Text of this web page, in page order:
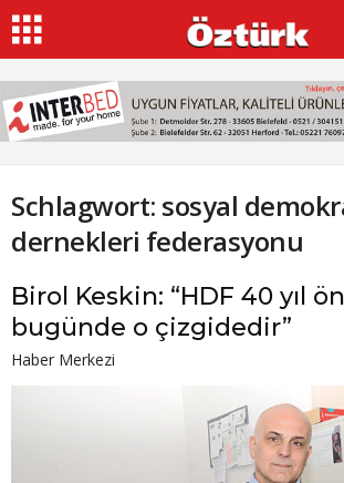
Schlagwort: sosyal
dernekleri federasyonu
Birol Keskin: “HDF 40 yıl
bugünde o çizgidedir”
Haber Merkezi